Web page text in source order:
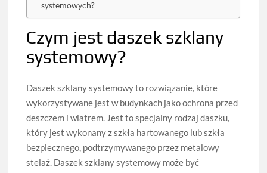
systemowych?
Czym jest daszek szklany
systemowy?
Daszek szklany systemowy to rozwiązanie, które
wykorzystywane jest w budynkach jako ochrona przed
deszczem i wiatrem. Jest to specjalny rodzaj daszku,
który jest wykonany z szkła hartowanego lub szkła
bezpiecznego, podtrzymywanego przez metalowy
stelaż. Daszek szklany systemowy może być